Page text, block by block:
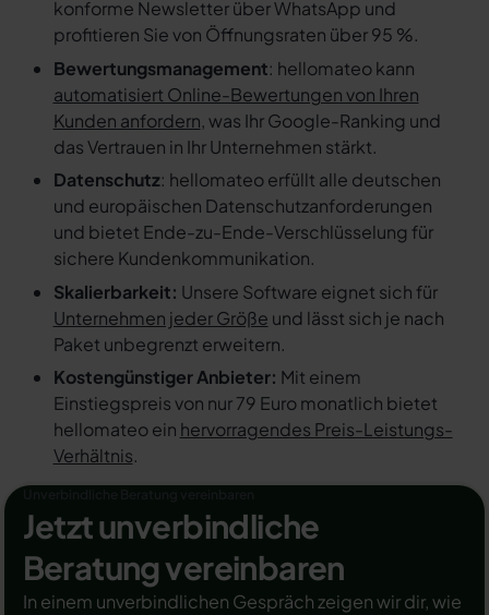
konforme Newsletter über WhatsApp und
profitieren Sie von Öffnungsraten über 95 %.
Bewertungsmanagement: hellomateo kann
automatisiert Online-Bewertungen von Ihren
Kunden anfordern, was Ihr Google-Ranking und
das Vertrauen in Ihr Unternehmen stärkt.
Datenschutz: hellomateo erfüllt alle deutschen
und europäischen Datenschutzanforderungen
und bietet Ende-zu-Ende-Verschlüsselung für
sichere Kundenkommunikation.
Skalierbarkeit: Unsere Software eignet sich für
Unternehmen jeder Größe und lässt sich je nach
Paket unbegrenzt erweitern.
Kostengünstiger Anbieter: Mit einem
Einstiegspreis von nur 79 Euro monatlich bietet
hellomateo ein hervorragendes Preis-Leistungs-
Verhältnis.
Jetzt unverbindliche
Beratung vereinbaren
In einem unverbindlichen Gespräch zeigen wir dir, wie